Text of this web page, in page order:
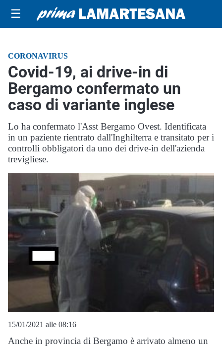
☰
CORONAVIRUS
Covid-19, ai drive-in di
Bergamo confermato un
caso di variante inglese
Lo ha confermato l'Asst Bergamo Ovest. Identificata
in un paziente rientrato dall'Inghilterra e transitato per i
controlli obbligatori da uno dei drive-in dell'azienda
trevigliese.
15/01/2021 alle 08:16
Anche in provincia di Bergamo è arrivato almeno un